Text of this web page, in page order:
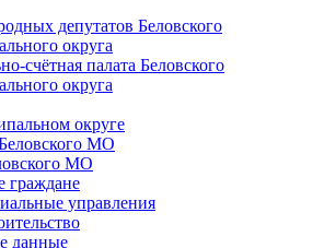
депутатов Беловского
округа
счётная палата Беловского
округа
округе
МО
МО
граждане
управления
данные